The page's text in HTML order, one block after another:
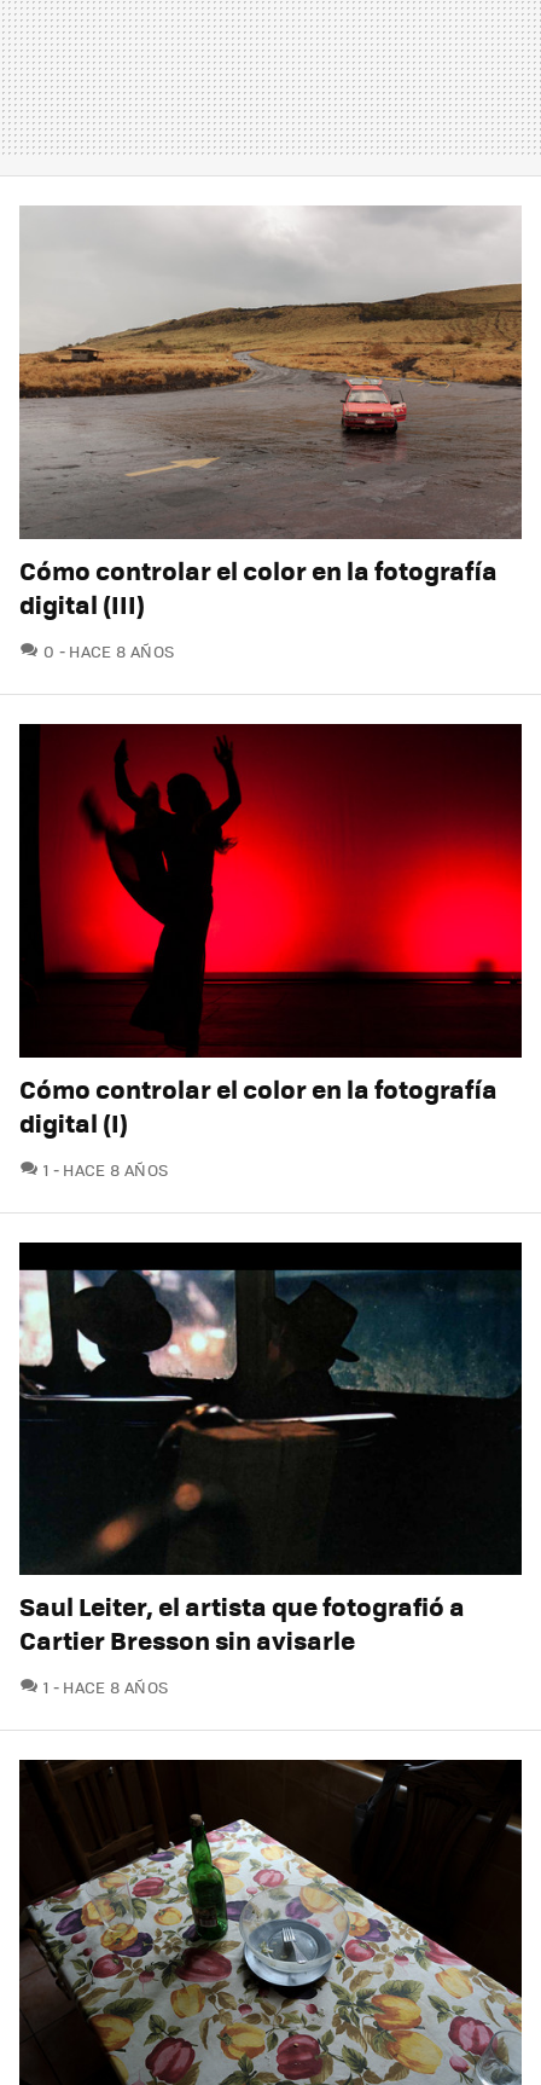
Cómo controlar el color en la fotografía
digital (III)
0 COMENTARIOS
HACE 8 AÑOS
Cómo controlar el color en la fotografía
digital (I)
1 COMENTARIOS
HACE 8 AÑOS
Saul Leiter, el artista que fotografió a
Cartier Bresson sin avisarle
1 COMENTARIOS
HACE 8 AÑOS